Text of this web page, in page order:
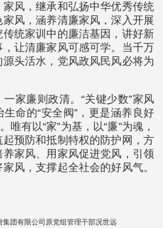
风，继承和弘扬中华优秀传统
风，涵养清廉家风，深入开展
统家训中的廉洁基因，讲好新
让清廉家风可感可学。当千万
头活水，党风政风民风必将为
家廉则政清。“关键少数”家风
命的“安全阀”，更是涵养良好
唯有以“家”为基，以“廉”为魂，
预防和抵制特权的防护网，方
家风、用家风促进党风，引领
风，支撑起全社会的好风气。
集团有限公司原党组管理干部况世远